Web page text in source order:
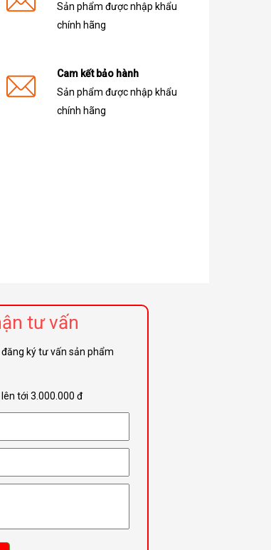
Sản phẩm được nhập khẩu
chính hãng
Cam kết bảo hành
Sản phẩm được nhập khẩu
chính hãng
tư vấn
ký tư vấn sản phẩm
tới 3.000.000 đ